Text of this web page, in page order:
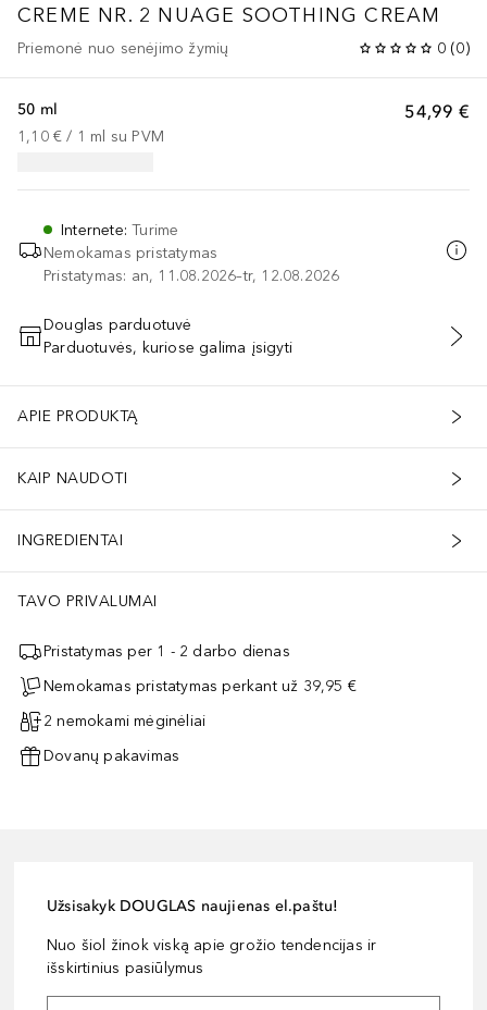
CREME NR. 2 NUAGE SOOTHING CREAM
Priemonė nuo senėjimo žymių 0 (0)
54,99 €
50 ml
1,10 € / 1 ml su PVM
Internete:Turime
Nemokamas pristatymas
Pristatymas: an, 11.08.2026–tr, 12.08.2026
PRIDĖTI Į KREPŠELĮ
Douglas parduotuvė
Parduotuvės, kuriose galima įsigyti
APIE PRODUKTĄ
KAIP NAUDOTI
INGREDIENTAI
TAVO PRIVALUMAI
Pristatymas per 1 - 2 darbo dienas
Nemokamas pristatymas perkant už 39,95 €
2 nemokami mėginėliai
Dovanų pakavimas
Užsisakyk DOUGLAS naujienas el.paštu!
Nuo šiol žinok viską apie grožio tendencijas ir
išskirtinius pasiūlymus